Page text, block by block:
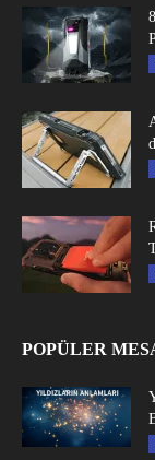
POPÜLER